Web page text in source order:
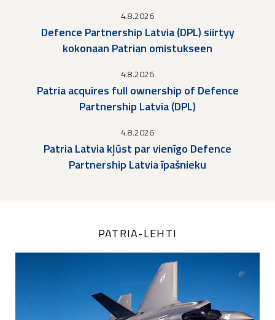
4.8.2026
Defence Partnership Latvia (DPL) siirtyy
kokonaan Patrian omistukseen
4.8.2026
Patria acquires full ownership of Defence
Partnership Latvia (DPL)
4.8.2026
Patria Latvia kļūst par vienīgo Defence
Partnership Latvia īpašnieku
PATRIA-LEHTI